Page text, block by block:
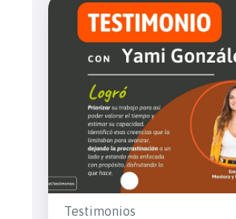
Testimonios